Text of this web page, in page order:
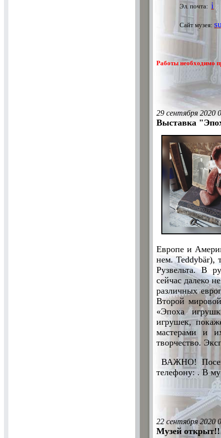
Эл. почта:i
Сайт музея:
Работы необходимо
29 сентября 2020
Выставка
Европе и
нем. Teddybär),
Рузвельта. В
сейчас далеко
различных
Второй
«Эпоха
игрушек,
мастерами и
творчество.
ВАЖНО!
телефону: . В
22 сентября 2020
Музей